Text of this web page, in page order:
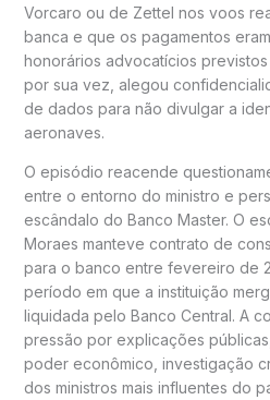
Vorcaro ou de Zettel nos voos
banca e que os pagamentos
honorários advocatícios previstos
por sua vez, alegou
de dados para não divulgar a
aeronaves.
O episódio reacende
entre o entorno do ministro e
escândalo do Banco Master. O
Moraes manteve contrato de
para o banco entre fevereiro de
período em que a instituição
liquidada pelo Banco Central. A
pressão por explicações
poder econômico, investigação
dos ministros mais influentes do